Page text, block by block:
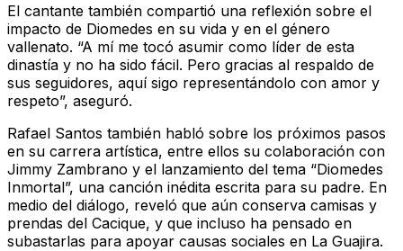
El cantante también compartió una reflexión sobre el
impacto de Diomedes en su vida y en el género
vallenato. “A mí me tocó asumir como líder de esta
dinastía y no ha sido fácil. Pero gracias al respaldo de
sus seguidores, aquí sigo representándolo con amor y
respeto”, aseguró.
Rafael Santos también habló sobre los próximos pasos
en su carrera artística, entre ellos su colaboración con
Jimmy Zambrano y el lanzamiento del tema “Diomedes
Inmortal”, una canción inédita escrita para su padre. En
medio del diálogo, reveló que aún conserva camisas y
prendas del Cacique, y que incluso ha pensado en
subastarlas para apoyar causas sociales en La Guajira.